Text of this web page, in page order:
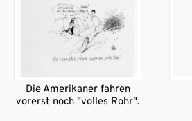
Die Amerikaner fahren
vorerst noch "volles Rohr".